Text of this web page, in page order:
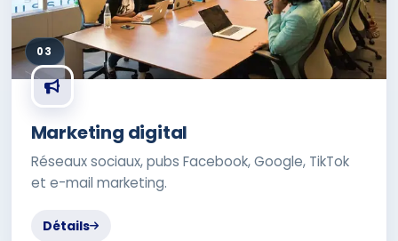
03
Marketing digital
Réseaux sociaux, pubs Facebook, Google, TikTok
et e-mail marketing.
Détails